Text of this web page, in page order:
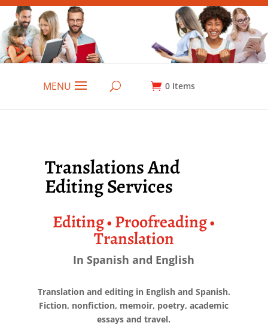
MENU 0 Items
Translations And
Editing Services
Editing • Proofreading •
Translation
In Spanish and English
Translation and editing in English and Spanish.
Fiction, nonfiction, memoir, poetry, academic
essays and travel.